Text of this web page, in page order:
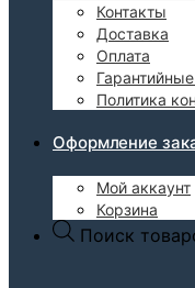
Контакты
Доставка
Оплата
Политика
Оформление
Мой аккаунт
Корзина
Поиск